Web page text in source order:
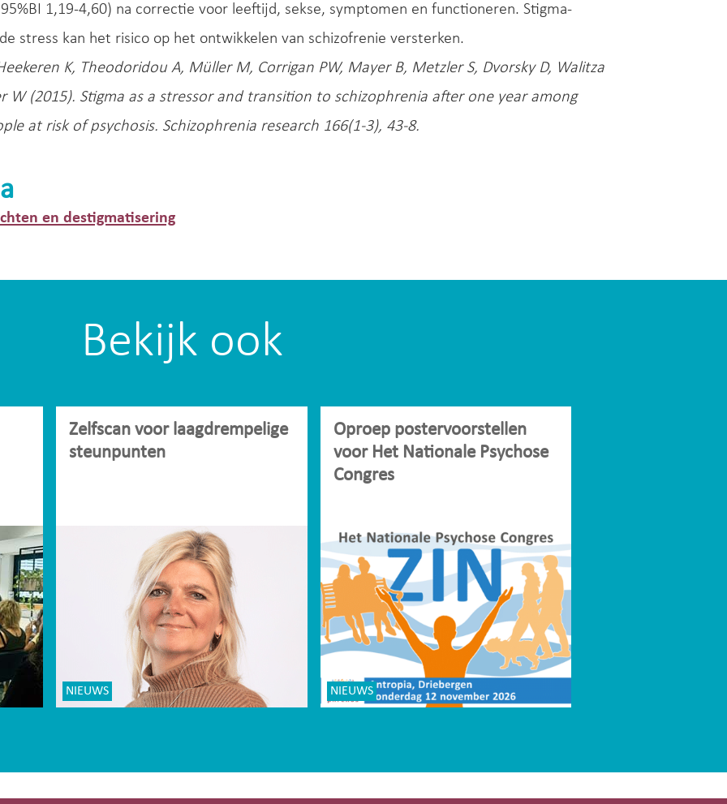
95%BI 1,19-4,60) na correctie voor leeftijd, sekse, symptomen en functioneren. Stigma-
stress kan het risico op het ontwikkelen van schizofrenie versterken.
K, Theodoridou A, Müller M, Corrigan PW, Mayer B, Metzler S, Dvorsky D, Walitza
W (2015). Stigma as a stressor and transition to schizophrenia after one year among
at risk of psychosis. Schizophrenia research 166(1-3), 43-8.
en destigmatisering
Bekijk ook
Zelfscan voor laagdrempelige
steunpunten
NIEUWS
Oproep postervoorstellen
voor Het Nationale Psychose
Congres
NIEUWS